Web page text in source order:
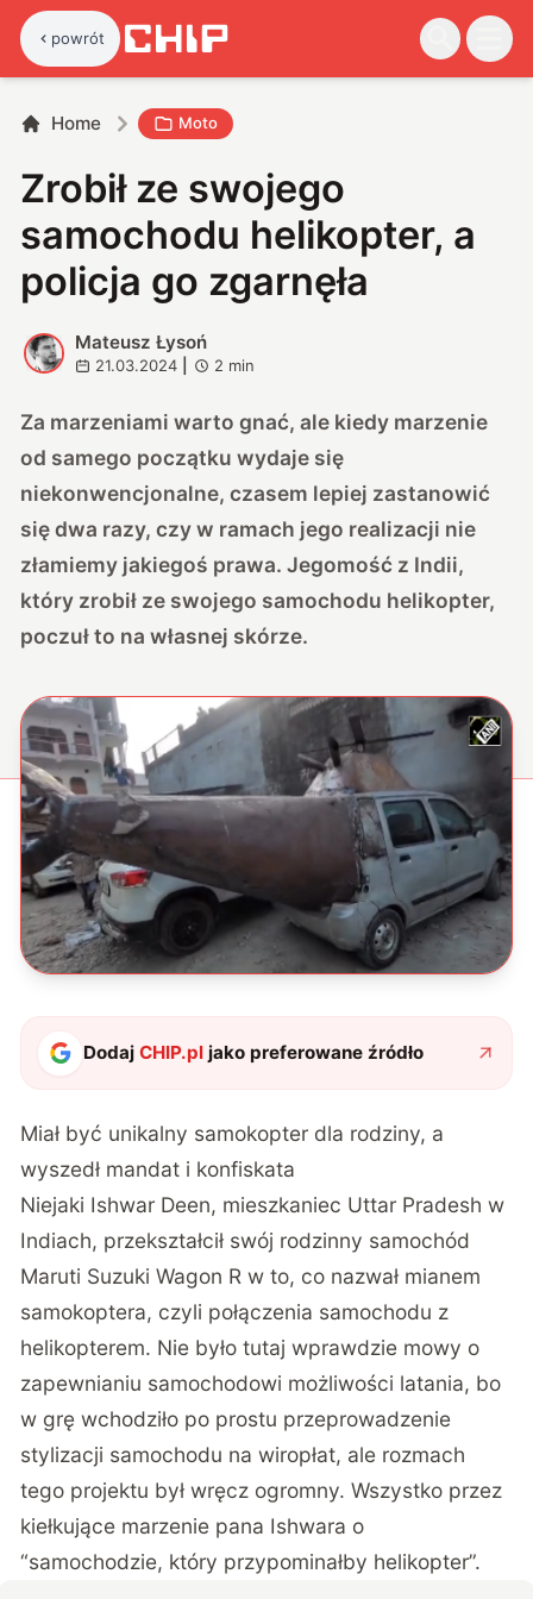
powrót
Home Moto
Zrobił ze swojego
samochodu helikopter, a
policja go zgarnęła
M
Mateusz Łysoń
21.03.2024 2 min
Za marzeniami warto gnać, ale kiedy marzenie
od samego początku wydaje się
niekonwencjonalne, czasem lepiej zastanowić
się dwa razy, czy w ramach jego realizacji nie
złamiemy jakiegoś prawa. Jegomość z Indii,
który zrobił ze swojego samochodu helikopter,
poczuł to na własnej skórze.
DodajCHIP.pl jako preferowane źródło
Miał być unikalny samokopter dla rodziny, a
wyszedł mandat i konfiskata
Niejaki Ishwar Deen, mieszkaniec Uttar Pradesh w
Indiach, przekształcił swój rodzinny samochód
Maruti Suzuki Wagon R w to, co nazwał mianem
samokoptera, czyli połączenia samochodu z
helikopterem. Nie było tutaj wprawdzie mowy o
zapewnianiu samochodowi możliwości latania, bo
w grę wchodziło po prostu przeprowadzenie
stylizacji samochodu na wiropłat, ale rozmach
tego projektu był wręcz ogromny. Wszystko przez
kiełkujące marzenie pana Ishwara o
“samochodzie, który przypominałby helikopter”.